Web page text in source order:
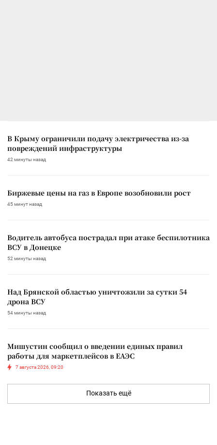
В Крыму ограничили подачу электричества из-за
повреждений инфраструктуры
42 минуты назад
Биржевые цены на газ в Европе возобновили рост
45 минут назад
Водитель автобуса пострадал при атаке беспилотника
ВСУ в Донецке
52 минуты назад
Над Брянской областью уничтожили за сутки 54
дрона ВСУ
54 минуты назад
Мишустин сообщил о введении единых правил
работы для маркетплейсов в ЕАЭС
7 августа 2026, 09:20
Показать ещё